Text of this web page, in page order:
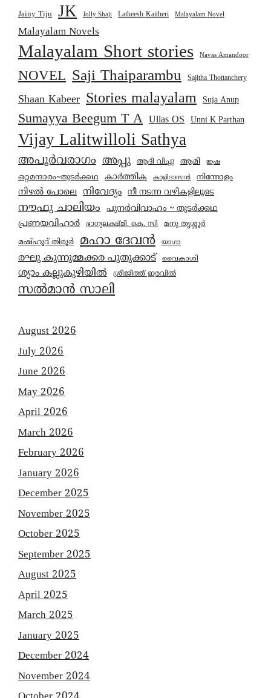
Jainy Tiju JK Jolly Shaji Latheesh Kaitheri Malayalam Novel
Malayalam Novels
Malayalam Short stories Navas Amandoor
NOVEL Saji Thaiparambu Sajitha Thottanchery
Shaan Kabeer Stories malayalam Suja Anup
Sumayya Beegum T A Ullas OS Unni K Parthan
Vijay Lalitwilloli Sathya
അപൂർവരാഗം അപ്പു ആദി വിച്ചു ആമി ഇഷ
ഒറ്റമന്ദാരം~തുടർക്കഥ കാര്‍ത്തിക കാളിദാസൻ നിന്നോളം
നിഴൽ പോലെ നിവേദ്യം നീ നടന്ന വഴികളിലൂടെ
നൗഫു ചാലിയം പുനർവിവാഹം ~ തുടർക്കഥ
പ്രണയവിഹാർ ഭാഗ്യലക്ഷ്മി. കെ. സി
മനു തൃശ്ശൂർ
മഷ്ഹൂദ് തിരൂർ
മഹാ ദേവൻ യാഗാ
രഘു കുന്നുമ്മക്കര പുതുക്കാട് വൈകാശി
ശ്യാം കല്ലുകുഴിയിൽ ശ്രീജിത്ത് ഇരവിൽ
സൽമാൻ സാലി
August 2026
July 2026
June 2026
May 2026
April 2026
March 2026
February 2026
January 2026
December 2025
November 2025
October 2025
September 2025
August 2025
April 2025
March 2025
January 2025
December 2024
November 2024